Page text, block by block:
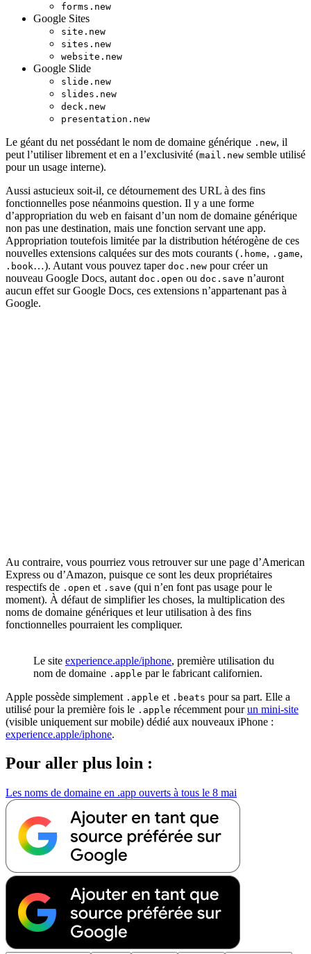
forms.new
Google Sites
site.new
sites.new
website.new
Google Slide
slide.new
slides.new
deck.new
presentation.new
Le géant du net possédant le nom de domaine générique .new, il
peut l’utiliser librement et en a l’exclusivité (mail.new semble utilisé
pour un usage interne).
Aussi astucieux soit-il, ce détournement des URL à des fins
fonctionnelles pose néanmoins question. Il y a une forme
d’appropriation du web en faisant d’un nom de domaine générique
non pas une destination, mais une fonction servant une app.
Appropriation toutefois limitée par la distribution hétérogène de ces
nouvelles extensions calquées sur des mots courants ( .home, .game,
.book…). Autant vous pouvez taper doc.new pour créer un
nouveau Google Docs, autant doc.open ou doc.save n’auront
aucun effet sur Google Docs, ces extensions n’appartenant pas à
Google.
Au contraire, vous pourriez vous retrouver sur une page d’American
Express ou d’Amazon, puisque ce sont les deux propriétaires
respectifs de .open et .save (qui n’en font pas usage pour le
moment). À défaut de simplifier les choses, la multiplication des
noms de domaine génériques et leur utilisation à des fins
fonctionnelles pourraient les compliquer.
Le site experience.apple/iphone, première utilisation du
nom de domaine .apple par le fabricant californien.
Apple possède simplement .apple et .beats pour sa part. Elle a
utilisé pour la première fois le .apple récemment pourun mini-site
(visible uniquement sur mobile) dédié aux nouveaux iPhone :
experience.apple/iphone.
Pour aller plus loin :
Les noms de domaine en .app ouverts à tous le 8 mai